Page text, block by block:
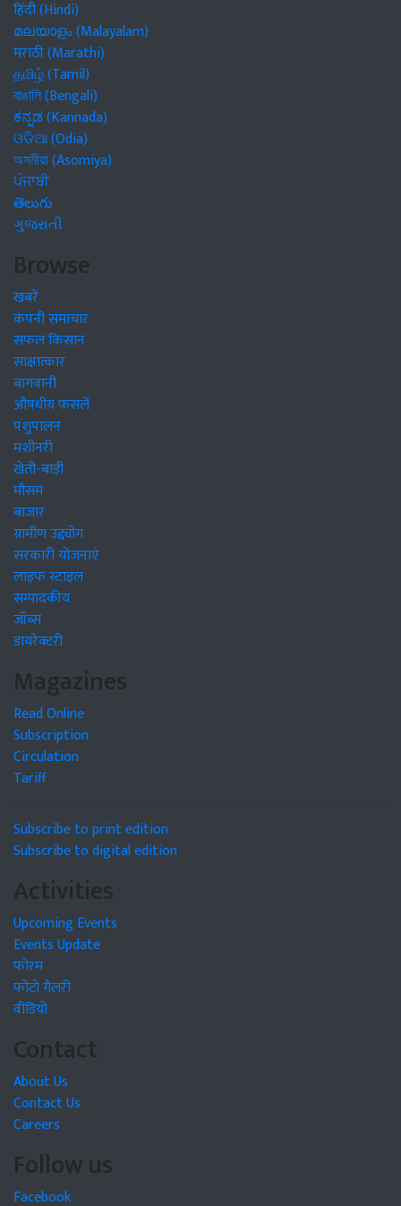
हिंदी (Hindi)
മലയാളം (Malayalam)
मराठी (Marathi)
தமிழ் (Tamil)
বাঙালি (Bengali)
ಕನ್ನಡ (Kannada)
ଓଡିଆ (Odia)
অসমীয়া (Asomiya)
ਪੰਜਾਬੀ
తెలుగు
ગુજરાતી
Browse
खबरें
कंपनी समाचार
सफल किसान
साक्षात्कार
बागवानी
औषधीय फसलें
पशुपालन
मशीनरी
खेती-बाड़ी
मौसम
बाजार
ग्रामीण उद्द्योग
सरकारी योजनाएं
लाइफ स्टाइल
सम्पादकीय
जॉब्स
डायरेक्टरी
Magazines
Read Online
Subscription
Circulation
Tariff
Subscribe to print edition
Subscribe to digital edition
Activities
Upcoming Events
Events Update
फोरम
फोटो गैलरी
वीडियो
Contact
About Us
Contact Us
Careers
Follow us
Facebook